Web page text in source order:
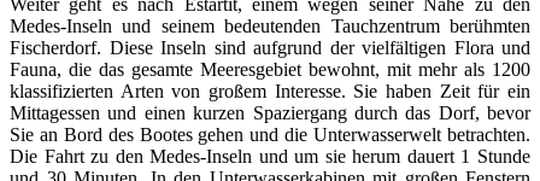
Medes-Inseln und seinem bedeutenden Tauchzentrum berühmten
Fischerdorf. Diese Inseln sind aufgrund der vielfältigen Flora und
Fauna, die das gesamte Meeresgebiet bewohnt, mit mehr als 1200
klassifizierten Arten von großem Interesse. Sie haben Zeit für ein
Mittagessen und einen kurzen Spaziergang durch das Dorf, bevor
Sie an Bord des Bootes gehen und die Unterwasserwelt betrachten.
Die Fahrt zu den Medes-Inseln und um sie herum dauert 1 Stunde